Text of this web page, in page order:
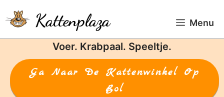
naar
de
Kattenplaza Menu
Voer. Krabpaal. Speeltje.
Ga Naar De Kattenwinkel Op
Bol